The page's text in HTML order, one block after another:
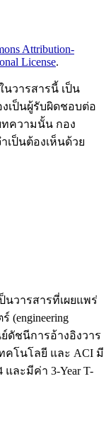
Attribution-
License.
วารสารนี้ เป็น
เป็นผู้รับผิดชอบต่อ
ทความนั้น กอง
ป็นต้องเห็นด้วย
นวารสารที่เผยแพร่
(engineering
ดัชนีการอ้างอิงวาร
คโนโลยี และ ACI มี
และมีค่า 3-Year T-